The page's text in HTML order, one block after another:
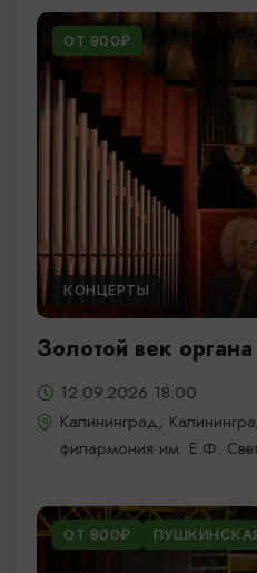
ОТ 900₽
КОНЦЕРТЫ
Золотой век органа
12.09.2026 18:00
Калининград,
филармония им. Е.Ф.
ОТ 800₽